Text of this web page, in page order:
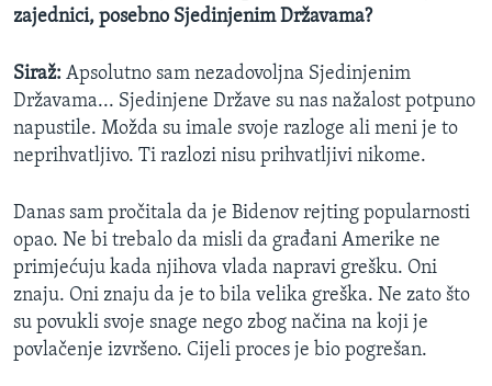
zajednici, posebno Sjedinjenim Državama?
Siraž: Apsolutno sam nezadovoljna Sjedinjenim
Državama... Sjedinjene Države su nas nažalost potpuno
napustile. Možda su imale svoje razloge ali meni je to
neprihvatljivo. Ti razlozi nisu prihvatljivi nikome.
Danas sam pročitala da je Bidenov rejting popularnosti
opao. Ne bi trebalo da misli da građani Amerike ne
primjećuju kada njihova vlada napravi grešku. Oni
znaju. Oni znaju da je to bila velika greška. Ne zato što
su povukli svoje snage nego zbog načina na koji je
povlačenje izvršeno. Cijeli proces je bio pogrešan.